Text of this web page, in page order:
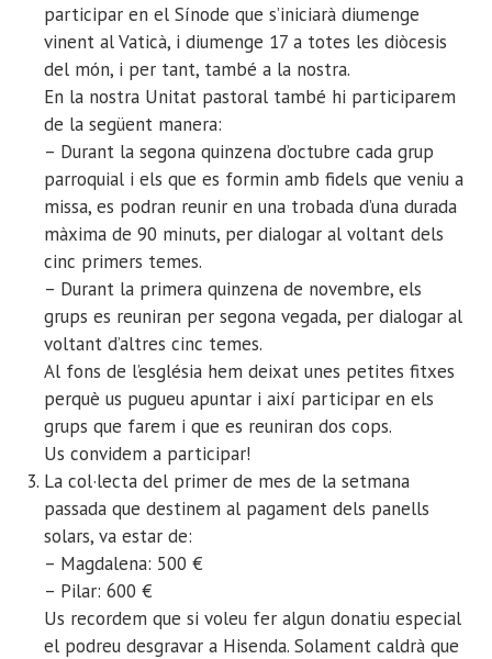
participar en el Sínode que s’iniciarà diumenge
vinent al Vaticà, i diumenge 17 a totes les diòcesis
del món, i per tant, també a la nostra.
En la nostra Unitat pastoral també hi participarem
de la següent manera:
– Durant la segona quinzena d’octubre cada grup
parroquial i els que es formin amb fidels que veniu a
missa, es podran reunir en una trobada d’una durada
màxima de 90 minuts, per dialogar al voltant dels
cinc primers temes.
– Durant la primera quinzena de novembre, els
grups es reuniran per segona vegada, per dialogar al
voltant d’altres cinc temes.
Al fons de l’església hem deixat unes petites fitxes
perquè us pugueu apuntar i així participar en els
grups que farem i que es reuniran dos cops.
Us convidem a participar!
La col·lecta del primer de mes de la setmana
passada que destinem al pagament dels panells
solars, va estar de:
– Magdalena: 500 €
– Pilar: 600 €
Us recordem que si voleu fer algun donatiu especial
el podreu desgravar a Hisenda. Solament caldrà que